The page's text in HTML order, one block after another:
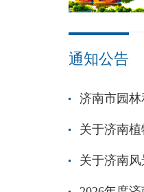
通知公告
济南市园
关于济南
关于济南